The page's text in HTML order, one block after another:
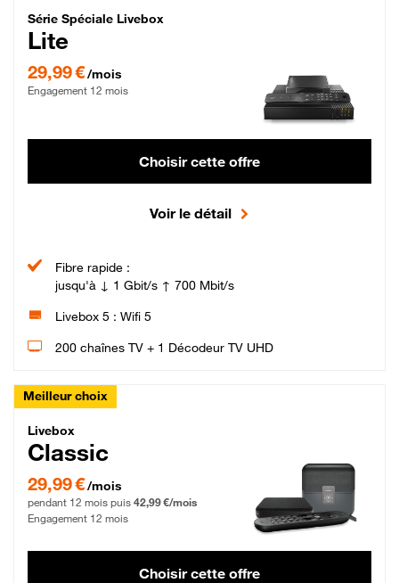
Série Spéciale Livebox Lite Fibre
Série Spéciale Livebox
Lite
29,99 €/mois
Engagement 12 mois
Choisir cette offre
Voir le détail
Fibre rapide :
jusqu'à ↓ 1 Gbit/s ↑ 700 Mbit/s
Livebox 5 : Wifi 5
200 chaînes TV + 1 Décodeur TV UHD
Meilleur choix
Livebox Classic Fibre
Livebox
Classic
29,99 € par mois pendant 12 mois puis 42,99 € par mois, Engagement 12 mois
29,99 €/mois
pendant 12 mois puis 42,99 €/mois
Engagement 12 mois
Choisir cette offre